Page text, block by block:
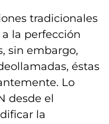
tradicionales
la perfección
sin embargo,
éstas
Lo
desde el
la